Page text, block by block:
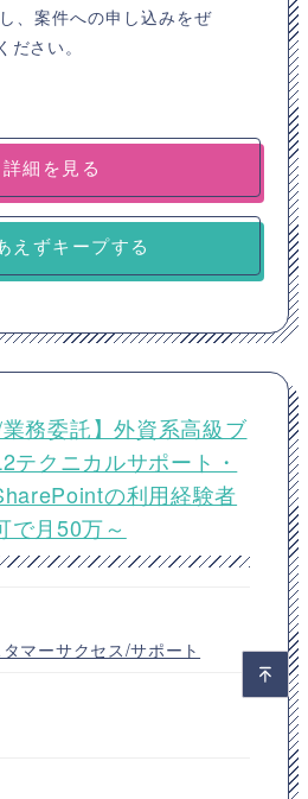
、案件への申し込みをぜ
さい。
詳細を見る
えずキープする
務委託】外資系高級ブ
テクニカルサポート・
の利用経験者
で月50万～
マーサクセス/サポート